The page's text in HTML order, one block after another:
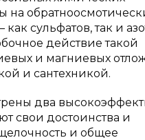
на
сульфатов, так и
действие такой
и магниевых
и сантехникой.
два
свои достоинства и
и общее